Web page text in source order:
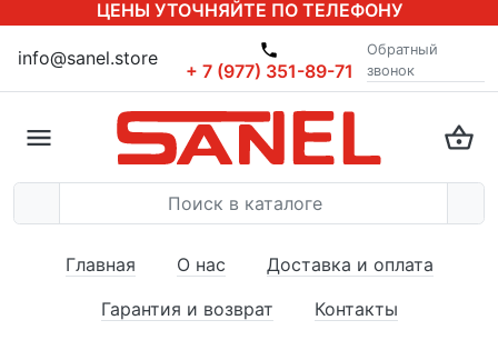
ЦЕНЫ УТОЧНЯЙТЕ ПО ТЕЛЕФОНУ
info@sanel.store
+ 7 (977) 351-89-71
Обратный
звонок
Главная О нас
Доставка и оплата
Гарантия и возврат
Контакты